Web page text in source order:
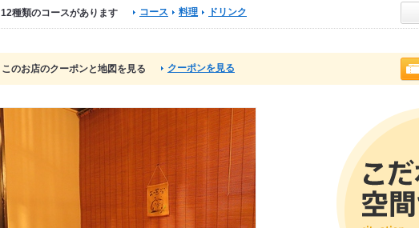
12種類のコースがあります コース 料理 ドリンク
このお店のクーポンと地図を見る クーポンを見る